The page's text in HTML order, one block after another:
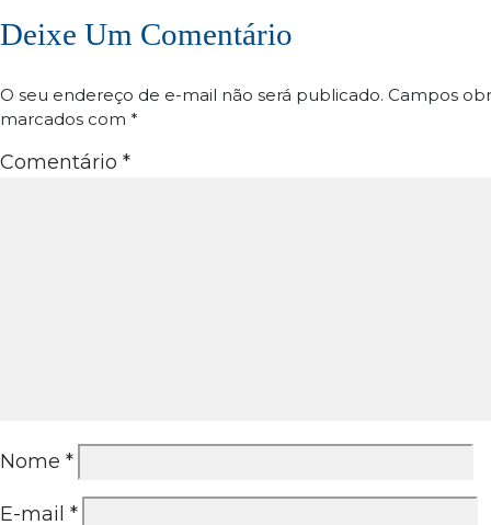
Deixe Um Comentário
O seu endereço de e-mail não será publicado. Campos
marcados com *
Comentário *
Nome *
E-mail *